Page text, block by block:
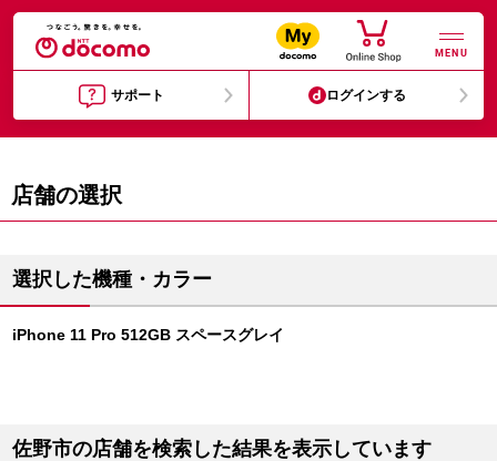
MENU
サポート ログインする
店舗の選択
選択した機種・カラー
iPhone 11 Pro 512GB スペースグレイ
佐野市の店舗を検索した結果を表示しています